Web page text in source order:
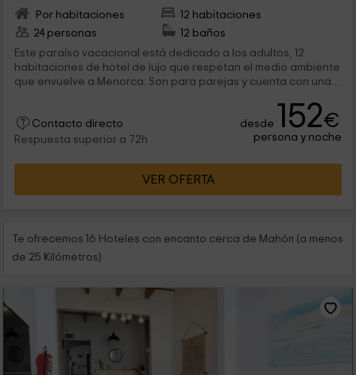
Por habitaciones
12 habitaciones
24 personas
12 baños
Este paraíso vacacional está dedicado a los adultos, 12
habitaciones de hotel de lujo que respetan el medio ambiente
que envuelve a Menorca. Son para parejas y cuenta con una
Contacto directo
Respuesta superior a 72h
desde 152€
persona y noche
VER OFERTA
Te ofrecemos 16 Hoteles con encanto cerca de Mahón (a menos
de 25 Kilómetros)